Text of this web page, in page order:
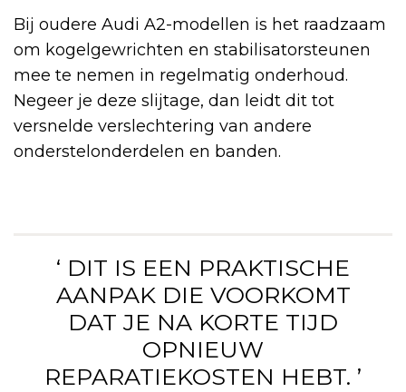
Bij oudere Audi A2-modellen is het raadzaam
om kogelgewrichten en stabilisatorsteunen
mee te nemen in regelmatig onderhoud.
Negeer je deze slijtage, dan leidt dit tot
versnelde verslechtering van andere
onderstelonderdelen en banden.
‘ DIT IS EEN PRAKTISCHE
AANPAK DIE VOORKOMT
DAT JE NA KORTE TIJD
OPNIEUW
REPARATIEKOSTEN HEBT. ’